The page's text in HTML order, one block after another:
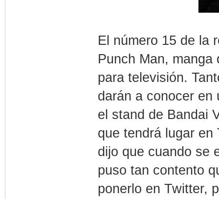
El número 15 de la
Punch Man,
para televisión.
darán a conocer en
el stand de Bandai
que tendrá lugar en
dijo que cuando se
puso tan contento
ponerlo en Twitter,